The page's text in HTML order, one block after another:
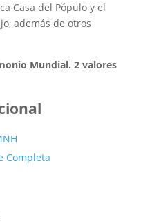
Casa del Pópulo y el
además de otros
Mundial. 2 valores
Completa